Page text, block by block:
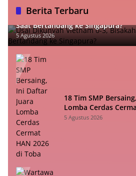
Berita Terbaru
Usai Dikunyah Vietnam 0-3,
Saat Bertandang ke Singapura?
5 Agustus 2026
18 Tim SMP
Lomba Cerdas
5 Agustus 2026